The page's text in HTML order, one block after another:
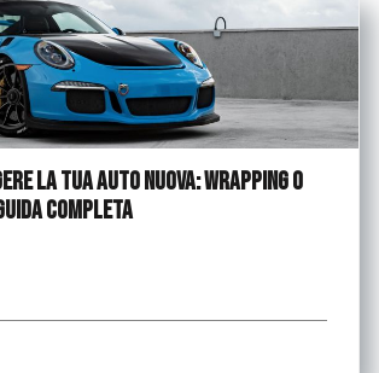
la Tua Auto Nuova: Wrapping o
Completa